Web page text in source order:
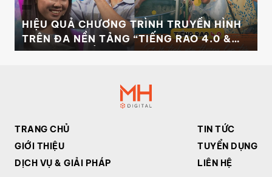
HIỆU QUẢ CHƯƠNG TRÌNH TRUYỀN HÌNH
TRÊN ĐA NỀN TẢNG “TIẾNG RAO 4.0 &
VỢ TÔI LÀ SỐ 1”
TRANG CHỦ
GIỚI THIỆU
DỊCH VỤ & GIẢI PHÁP
TIN TỨC
TUYỂN DỤNG
LIÊN HỆ